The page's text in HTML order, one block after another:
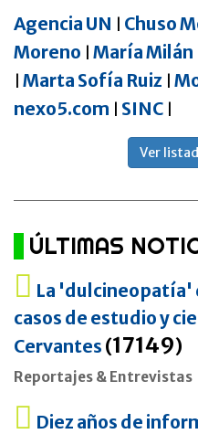
Agencia UN Chuso
Moreno María Milán
Marta Sofía Ruiz
nexo5.com SINC
Ver
ÚLTIMAS
La 'dulcineopatía'
casos de estudio y
Cervantes (17149)
Reportajes & Entrevistas
Diez años de